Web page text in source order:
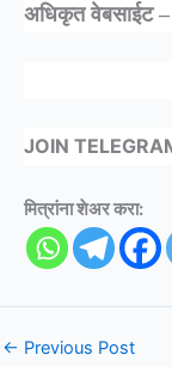
अधिकृत वेबसाईट –
JOIN
मित्रांना शेअर करा:
← Previous Post